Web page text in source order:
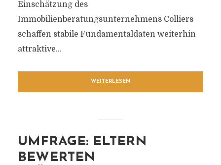
Einschätzung des
Immobilienberatungsunternehmens Colliers
schaffen stabile Fundamentaldaten weiterhin
attraktive...
WEITERLESEN
UMFRAGE: ELTERN
BEWERTEN